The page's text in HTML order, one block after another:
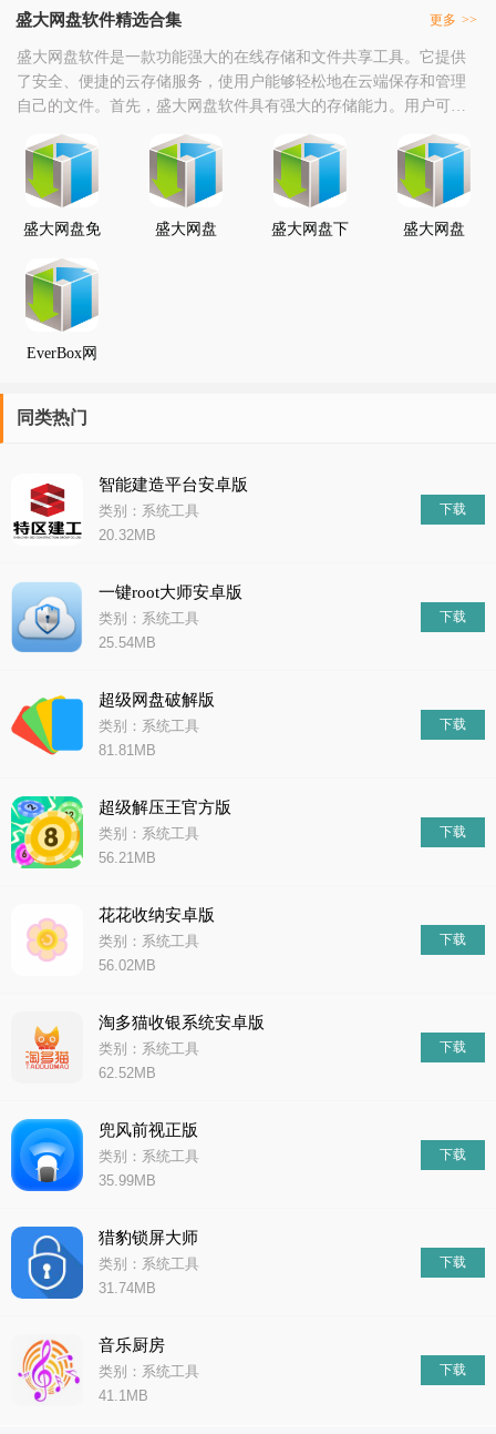
盛大网盘软件精选合集 更多 >>
盛大网盘软件是一款功能强大的在线存储和文件共享工具。它提供
了安全、便捷的云存储服务，使用户能够轻松地在云端保存和管理
自己的文件。首先，盛大网盘软件具有强大的存储能力。用户可以
将自己的文件上传到云端，无论是文档、图片、音频还是视频文
件，都可以在盛大网盘上进行存储。这样，用户就不必担心本地存
储空间不足的问题，可以随时将重要的文件备份到云端，确保数据
的安全性。其次，盛大网盘软件还提供了便捷的文件共享功能
盛大网盘免
盛大网盘
盛大网盘下
盛大网盘
EverBox网
盘)V2.0.0.10
同类热门
智能建造平台安卓版
类别：系统工具
20.32MB
下载
一键root大师安卓版
类别：系统工具
25.54MB
下载
超级网盘破解版
类别：系统工具
81.81MB
下载
超级解压王官方版
类别：系统工具
56.21MB
下载
花花收纳安卓版
类别：系统工具
56.02MB
下载
淘多猫收银系统安卓版
类别：系统工具
62.52MB
下载
兜风前视正版
类别：系统工具
35.99MB
下载
猎豹锁屏大师
类别：系统工具
31.74MB
下载
音乐厨房
类别：系统工具
41.1MB
下载